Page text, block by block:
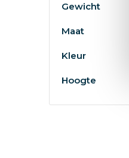
Gewicht
Maat
Kleur
Hoogte